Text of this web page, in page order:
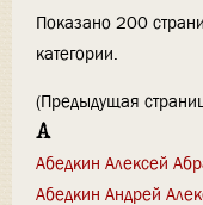
Показано 200
категории.
(Предыдущая
А
Абедкин Алексей
Абедкин Андрей